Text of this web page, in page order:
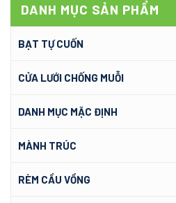
DANH MỤC SẢN PHẨM
BẠT TỰ CUỐN
CỬA LƯỚI CHỐNG MUỖI
DANH MỤC MẶC ĐỊNH
MÀNH TRÚC
RÈM CẦU VỒNG